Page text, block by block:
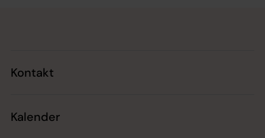
Kontakt
Kalender